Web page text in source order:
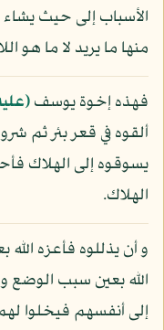
الأسباب إلى حيث
منها ما يريد لا ما هو
فهذه إخوة يوسف
ألقوه في قعر بئر ثم
يسوقوه إلى الهلاك
الهلاك.
و أن يذللوه فأعزه
الله بعين سبب
إلى أنفسهم فيخلوا